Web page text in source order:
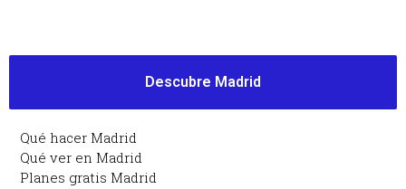
Descubre Madrid
Qué hacer Madrid
Qué ver en Madrid
Planes gratis Madrid